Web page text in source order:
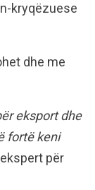
kryqëzuese
dhe me
eksport dhe
fortë keni
për